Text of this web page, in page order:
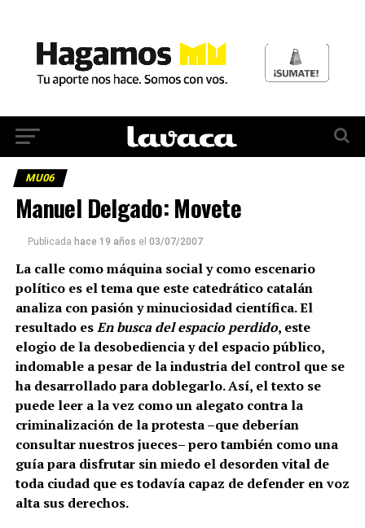
MU06
Manuel Delgado: Movete
Publicada hace 19 años el 03/07/2007
La calle como máquina social y como escenario
político es el tema que este catedrático catalán
analiza con pasión y minuciosidad científica. El
resultado esEn busca del espacio perdido, este
elogio de la desobediencia y del espacio público,
indomable a pesar de la industria del control que se
ha desarrollado para doblegarlo. Así, el texto se
puede leer a la vez como un alegato contra la
criminalización de la protesta –que deberían
consultar nuestros jueces– pero también como una
guía para disfrutar sin miedo el desorden vital de
toda ciudad que es todavía capaz de defender en voz
alta sus derechos.